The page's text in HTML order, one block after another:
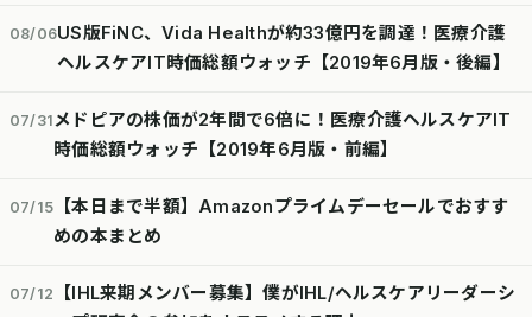
08/06US版FiNC、Vida Healthが約33億円を調達！医療介護
ヘルスケアIT時価総額ウォッチ【2019年6月版・後編】
07/31メドピアの株価が2年間で6倍に！医療介護ヘルスケアIT
時価総額ウォッチ【2019年6月版・前編】
07/15
【本日まで半額】Amazonプライムデーセールでおすす
めの本まとめ
07/12
【IHL来期メンバー募集】僕がIHL/ヘルスケアリーダーシ